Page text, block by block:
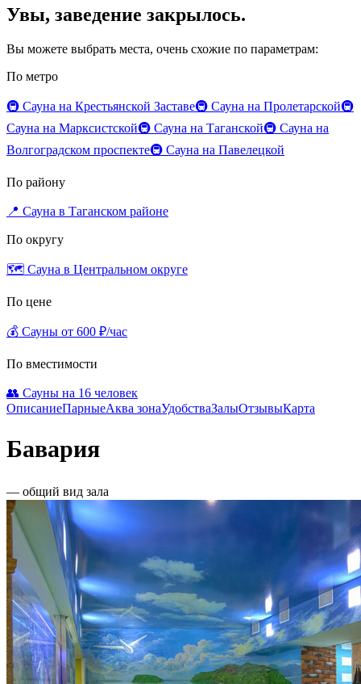
Увы, заведение закрылось.
Вы можете выбрать места, очень схожие по параметрам:
По метро
🚇 Сауна на Крестьянской Заставе🚇 Сауна на Пролетарской🚇
Сауна на Марксистской🚇 Сауна на Таганской🚇 Сауна на
Волгоградском проспекте🚇 Сауна на Павелецкой
По району
📍 Сауна в Таганском районе
По округу
🗺️ Сауна в Центральном округе
По цене
💰 Сауны от 600 ₽/час
По вместимости
👥 Сауны на 16 человек
ОписаниеПарныеАква зонаУдобстваЗалыОтзывыКарта
Бавария
— общий вид зала